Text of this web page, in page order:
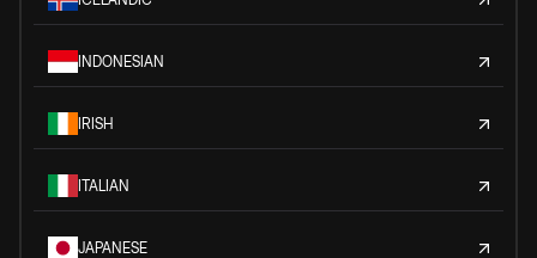
INDONESIAN
IRISH
ITALIAN
JAPANESE